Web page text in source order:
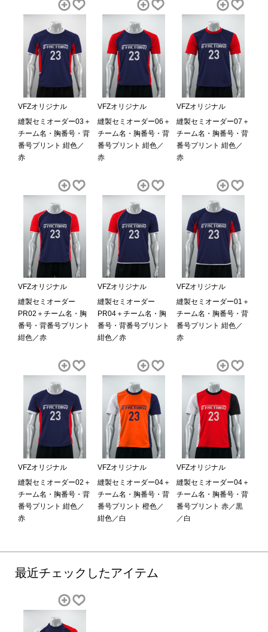
VFZオリジナル
縫製セミオーダー03＋
チーム名・胸番号・背
番号プリント 紺色／
赤
VFZオリジナル
縫製セミオーダー06＋
チーム名・胸番号・背
番号プリント 紺色／
赤
VFZオリジナル
縫製セミオーダー07＋
チーム名・胸番号・背
番号プリント 紺色／
赤
VFZオリジナル
縫製セミオーダー
PR02＋チーム名・胸
番号・背番号プリント
紺色／赤
VFZオリジナル
縫製セミオーダー
PR04＋チーム名・胸
番号・背番号プリント
紺色／赤
VFZオリジナル
縫製セミオーダー01＋
チーム名・胸番号・背
番号プリント 紺色／
赤
VFZオリジナル
縫製セミオーダー02＋
チーム名・胸番号・背
番号プリント 紺色／
赤
VFZオリジナル
縫製セミオーダー04＋
チーム名・胸番号・背
番号プリント 橙色／
紺色／白
VFZオリジナル
縫製セミオーダー04＋
チーム名・胸番号・背
番号プリント 赤／黒
／白
最近チェックしたアイテム